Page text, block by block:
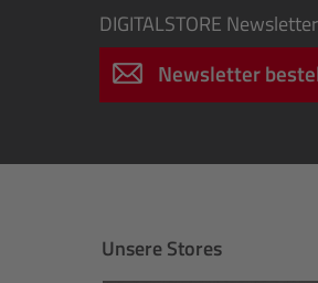
DIGITALSTORE
Newsletter
Unsere Stores